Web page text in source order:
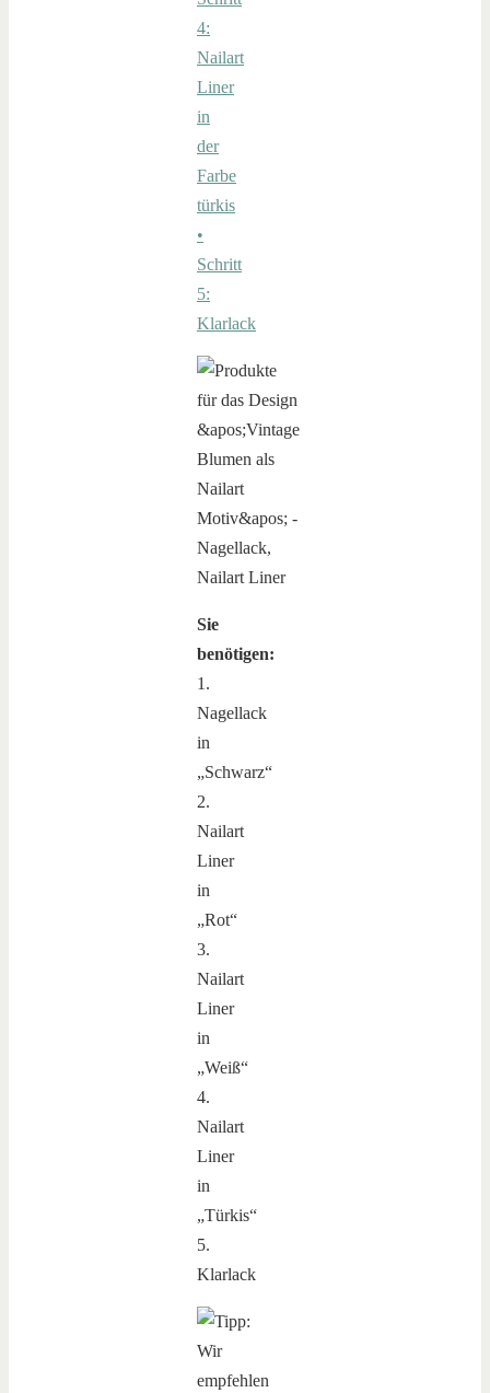
4:
Nailart
Liner
in
der
Farbe
türkis
•
Schritt
5:
Klarlack
Sie
benötigen:
1.
Nagellack
in
„Schwarz“
2.
Nailart
Liner
in
„Rot“
3.
Nailart
Liner
in
„Weiß“
4.
Nailart
Liner
in
„Türkis“
5.
Klarlack